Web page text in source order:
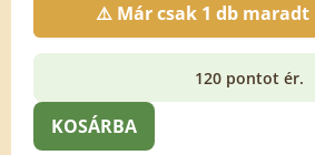
⚠️ Már csak 1 db maradt
120 pontot ér.
KOSÁRBA